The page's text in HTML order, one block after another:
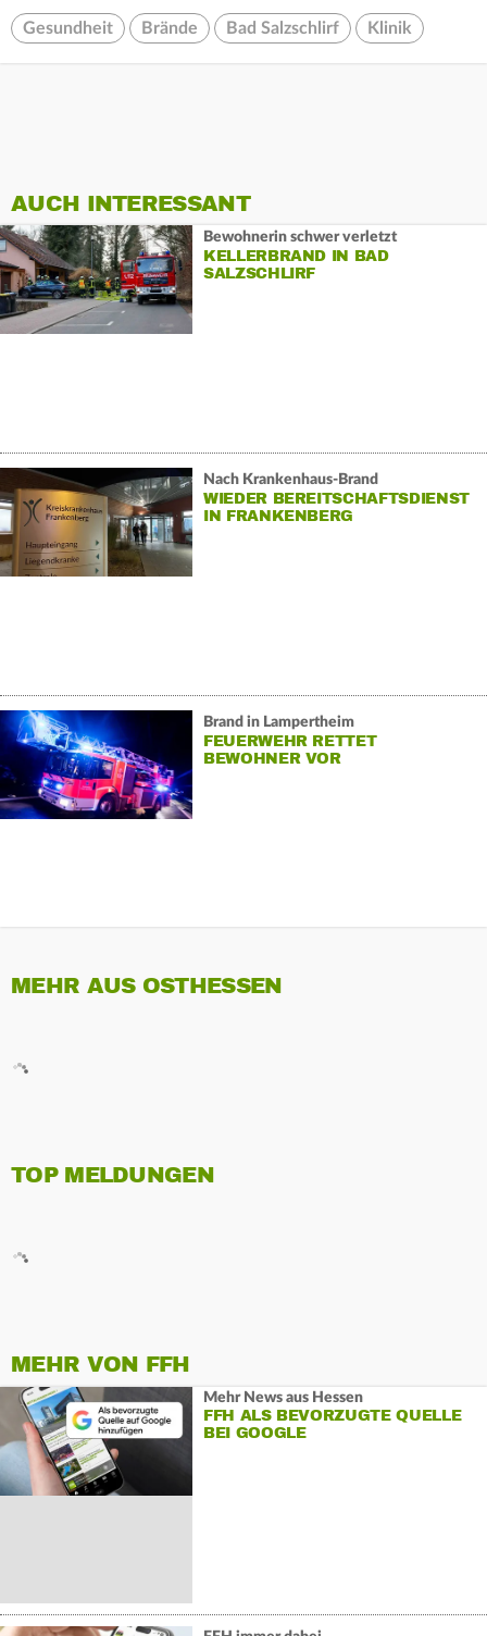
Gesundheit Brände Bad Salzschlirf Klinik
AUCH INTERESSANT
Bewohnerin schwer verletzt
KELLERBRAND IN BAD
SALZSCHLIRF
Nach Krankenhaus-Brand
WIEDER BEREITSCHAFTSDIENST
IN FRANKENBERG
Brand in Lampertheim
FEUERWEHR RETTET
BEWOHNER VOR
MEHR AUS OSTHESSEN
TOP MELDUNGEN
MEHR VON FFH
Mehr News aus Hessen
FFH ALS BEVORZUGTE QUELLE
BEI GOOGLE